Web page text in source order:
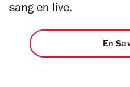
sang en live.
En